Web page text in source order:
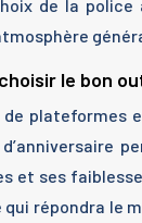
de la
le bon
de plateformes
et ses
répondra le